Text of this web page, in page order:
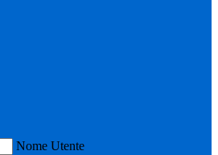
Nome Utente